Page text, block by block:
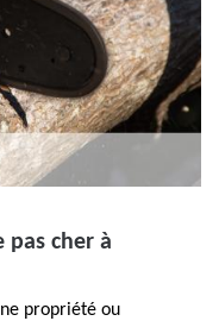
pas cher à
propriété ou